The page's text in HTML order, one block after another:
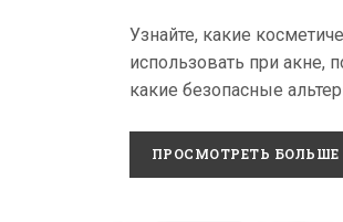
Узнайте, какие
использовать при акне,
какие безопасные
ПРОСМОТРЕТЬ БОЛЬШЕ